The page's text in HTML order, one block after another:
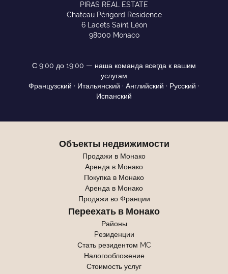
PIRAS REAL ESTATE
Chateau Périgord Residence
6 Lacets Saint Léon
98000 Monaco
С 9:00 до 19:00 — наша команда всегда к вашим
услугам
Французский · Итальянский · Английский · Русский ·
Испанский
Объекты недвижимости
Продажи в Монако
Аренда в Монако
Покупка в Монако
Аренда в Монако
Продажи во Франции
Переехать в Монако
Районы
Pезиденции
Стать резидентом MC
Налогообложение
Стоимость услуг